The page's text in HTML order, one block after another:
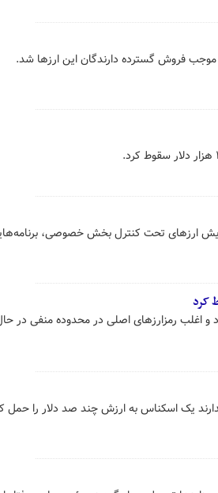
فروش گسترده دارندگان این ارزها شد.
ارزهای تحت کنترل بخش خصوصی،
و اغلب رمزارزهای اصلی در محدوده منفی در
یک اسکناس به ارزش چند صد دلار را حمل